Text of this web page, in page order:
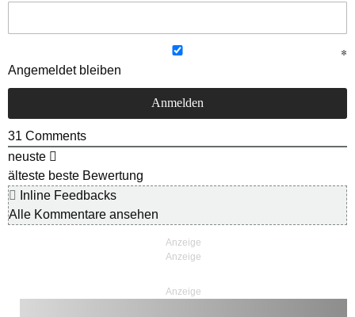
Angemeldet bleiben
31 Comments
neuste
älteste beste Bewertung
Inline Feedbacks
Alle Kommentare ansehen
Anzeige